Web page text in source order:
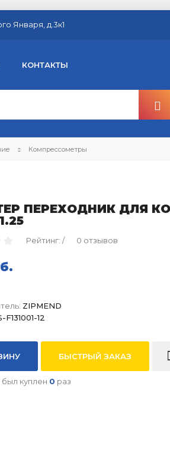
Января, д.3к1
КОНТАКТЫ
Компрессометры
ПЕРЕХОДНИК ДЛЯ
Рейтинг: / 0 отзывов
ZIPMEND
F131001-12
БЫСТРЫЙ ЗАКАЗ
куплен 0 раз